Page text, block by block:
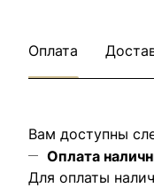
Оплата
Вам доступны
Оплата
Для оплаты